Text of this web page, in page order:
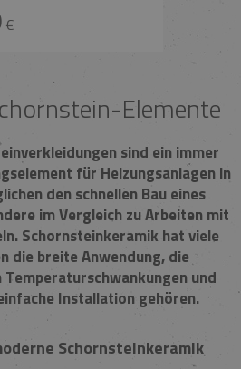
€
Elemente
sind ein immer
für Heizungsanlagen in
den schnellen Bau eines
im Vergleich zu Arbeiten mit
Schornsteinkeramik hat viele
die breite Anwendung, die
und
Installation gehören.
Schornsteinkeramik